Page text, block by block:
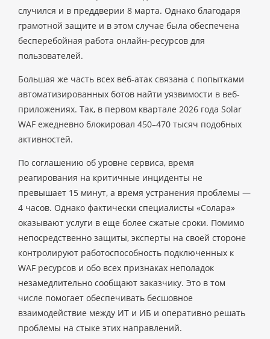
случился и в преддверии 8 марта. Однако благодаря
грамотной защите и в этом случае была обеспечена
бесперебойная работа онлайн-ресурсов для
пользователей.
Большая же часть всех веб-атак связана с попытками
автоматизированных ботов найти уязвимости в веб-
приложениях. Так, в первом квартале 2026 года Solar
WAF ежедневно блокировал 450–470 тысяч подобных
активностей.
По соглашению об уровне сервиса, время
реагирования на критичные инциденты не
превышает 15 минут, а время устранения проблемы —
4 часов. Однако фактически специалисты «Солара»
оказывают услуги в еще более сжатые сроки. Помимо
непосредственно защиты, эксперты на своей стороне
контролируют работоспособность подключенных к
WAF ресурсов и обо всех признаках неполадок
незамедлительно сообщают заказчику. Это в том
числе помогает обеспечивать бесшовное
взаимодействие между ИТ и ИБ и оперативно решать
проблемы на стыке этих направлений.